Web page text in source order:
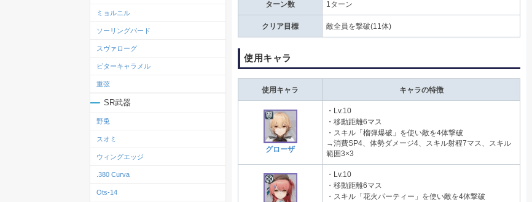
ターン数 1ターン
クリア目標 敵全員を撃破(11体)
使用キャラ
使用キャラ キャラの特徴
グローザ
・Lv.10
・移動距離6マス
・スキル「榴弾爆破」を使い敵を4体撃破
→消費SP4、体勢ダメージ4、スキル射程7マス、スキル
範囲3×3
・Lv.10
・移動距離6マス
・スキル「花火パーティー」を使い敵を4体撃破
ミョルニル
ソーリングバード
スヴァローグ
ビターキャラメル
重弦
SR武器
野兎
スオミ
ウィングエッジ
.380 Curva
Ots‐14